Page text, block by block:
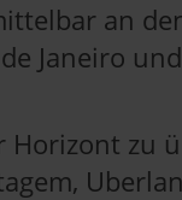
an
Janeiro
Horizont zu